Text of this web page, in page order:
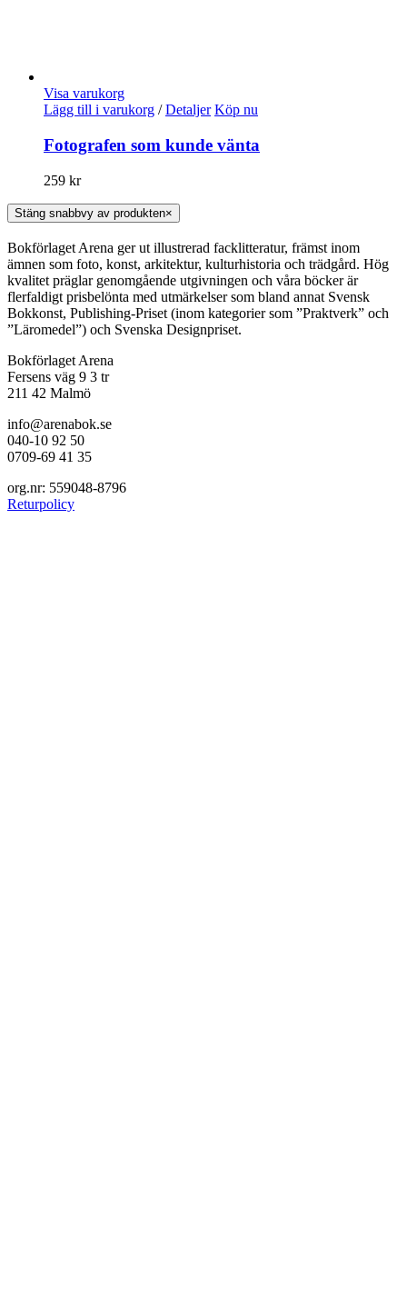
Visa varukorg
Lägg till i varukorg / Detaljer Köp nu
Fotografen som kunde vänta
259 kr
Stäng snabbvy av produkten×
Bokförlaget Arena ger ut illustrerad facklitteratur, främst inom
ämnen som foto, konst, arkitektur, kulturhistoria och trädgård. Hög
kvalitet präglar genomgående utgivningen och våra böcker är
flerfaldigt prisbelönta med utmärkelser som bland annat Svensk
Bokkonst, Publishing-Priset (inom kategorier som ”Praktverk” och
”Läromedel”) och Svenska Designpriset.
Bokförlaget Arena
Fersens väg 9 3 tr
211 42 Malmö
info@arenabok.se
040-10 92 50
0709-69 41 35
org.nr: 559048-8796
Returpolicy